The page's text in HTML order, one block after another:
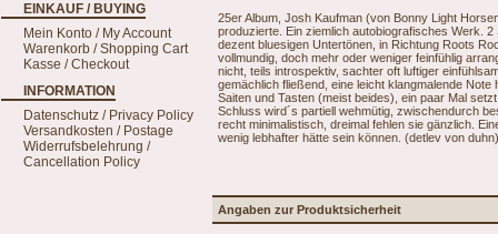
EINKAUF / BUYING
Mein Konto / My Account
Warenkorb / Shopping Cart
Kasse / Checkout
INFORMATION
Datenschutz / Privacy Policy
Versandkosten / Postage
Widerrufsbelehrung /
Cancellation Policy
25er Album, Josh Kaufman (von Bonny Light
produzierte. Ein ziemlich autobiografisches Werk.
dezent bluesigen Untertönen, in Richtung Roots
vollmundig, doch mehr oder weniger feinfühlig
nicht, teils introspektiv, sachter oft luftiger
gemächlich fließend, eine leicht klangmalende
Saiten und Tasten (meist beides), ein paar Mal
Schluss wird´s partiell wehmütig, zwischendurch
recht minimalistisch, dreimal fehlen sie gänzlich.
wenig lebhafter hätte sein können. (detlev von duhn)
Angaben zur Produktsicherheit